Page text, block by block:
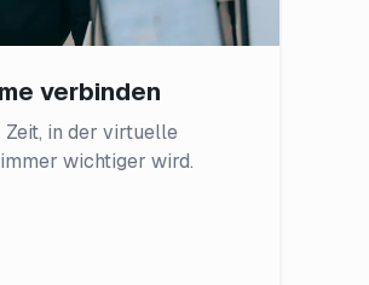
verbinden
in der virtuelle
wichtiger wird.